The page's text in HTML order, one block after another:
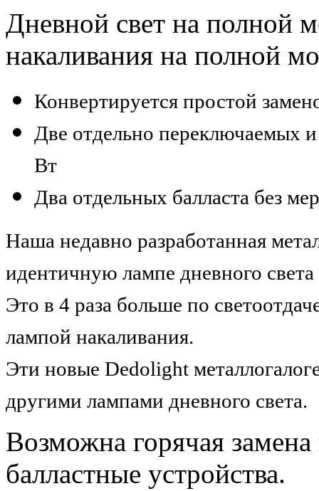
Дневной свет на полной
накаливания на полной
Конвертируется простой
Две отдельно переключаемых
Вт
Два отдельных балласта без
Наша недавно разработанная
идентичную лампе дневного
Это в 4 раза больше по
лампой накаливания.
Эти новые Dedolight металлог
другими лампами дневного света.
Возможна горячая
балластные устройства.